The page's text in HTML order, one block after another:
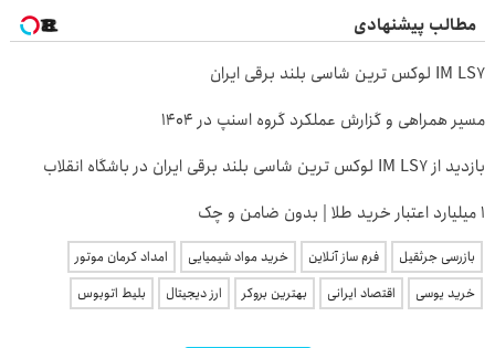
مطالب پیشنهادی
IM LS7 لوکس ترین شاسی بلند برقی ایران
مسیر همراهی و گزارش عملکرد گروه اسنپ در ۱۴۰۴
بازدید از IM LS7 لوکس ترین شاسی بلند برقی ایران در باشگاه انقلاب
۱ میلیارد اعتبار خرید طلا | بدون ضامن و چک
بازرسی جرثقیل فرم ساز آنلاین خرید مواد شیمیایی
امداد کرمان موتور
خرید یوسی
اقتصاد ایرانی بهترین بروکر ارز دیجیتال بلیط اتوبوس